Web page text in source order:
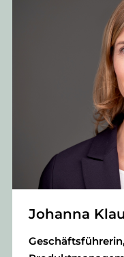
Johanna